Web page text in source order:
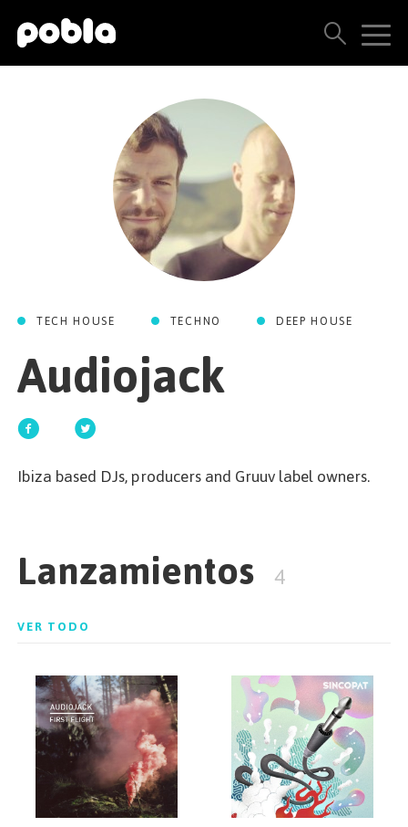
ARTISTAS, SELLOS Y LANZAMIENTOS
THE POBLA FAMILY
CONTACTO
VER TODOS LOS RESULTADOS
TECH HOUSE TECHNO DEEP HOUSE
Audiojack
Ibiza based DJs, producers and Gruuv label owners.
Lanzamientos 4
VER TODO